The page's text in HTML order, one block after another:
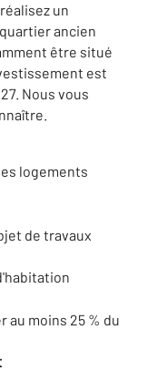
un
ancien
être situé
est
Nous vous
logements
de travaux
au moins 25 % du